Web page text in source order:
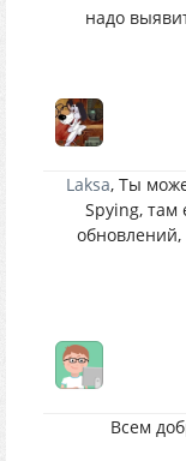
надо
Laksa, Ты
Spying, там
Всем